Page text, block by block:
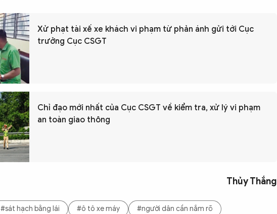
Xử phạt tài xế xe khách vi phạm từ phản ánh gửi tới Cục
trưởng Cục CSGT
Chỉ đạo mới nhất của Cục CSGT về kiểm tra, xử lý vi phạm
an toàn giao thông
Thủy Thắng
#sát hạch bằng lái #ô tô xe máy #người dân cần nắm rõ